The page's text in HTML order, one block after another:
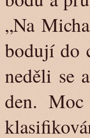
„Na
bodují do
neděli se
den.